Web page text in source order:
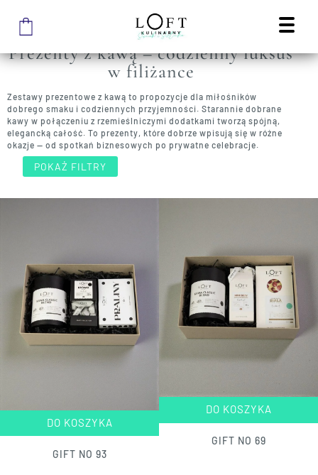
PREZENTY Z KAWĄ
Prezenty z kawą – codzienny luksus
w filiżance
Zestawy prezentowe z kawą to propozycje dla miłośników
dobrego smaku i codziennych przyjemności. Starannie dobrane
kawy w połączeniu z rzemieślniczymi dodatkami tworzą spójną,
elegancką całość. To prezenty, które dobrze wpisują się w różne
okazje — od spotkań biznesowych po prywatne celebracje.
POKAŻ FILTRY
DO KOSZYKA
GIFT NO 93
DO KOSZYKA
GIFT NO 69